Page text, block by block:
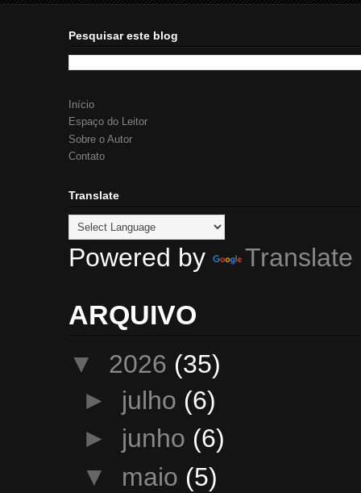
Pesquisar este blog
Início
Espaço do Leitor
Sobre o Autor
Contato
Translate
Powered by Translate
ARQUIVO
▼ 2026 (35)
► julho (6)
► junho (6)
▼ maio (5)